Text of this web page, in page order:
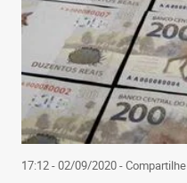
17:12 - 02/09/2020- Compartilhe